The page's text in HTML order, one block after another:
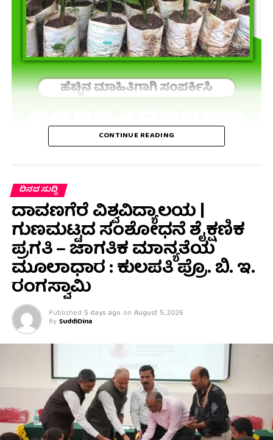
CONTINUE READING
ದಿನದ ಸುದ್ದಿ
ದಾವಣಗೆರೆ ವಿಶ್ವವಿದ್ಯಾಲಯ |
ಗುಣಮಟ್ಟದ ಸಂಶೋಧನೆ ಶೈಕ್ಷಣಿಕ
ಪ್ರಗತಿ – ಜಾಗತಿಕ ಮಾನ್ಯತೆಯ
ಮೂಲಾಧಾರ : ಕುಲಪತಿ ಪ್ರೊ. ಬಿ. ಇ.
ರಂಗಸ್ವಾಮಿ
Published 5 days ago on August 5, 2026
By SuddiDina